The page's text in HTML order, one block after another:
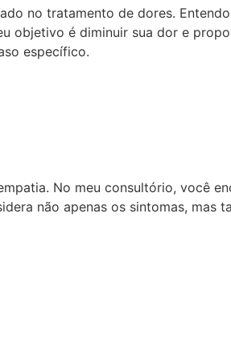
no tratamento de dores.
objetivo é diminuir sua dor e
específico.
No meu consultório, você
não apenas os sintomas, mas